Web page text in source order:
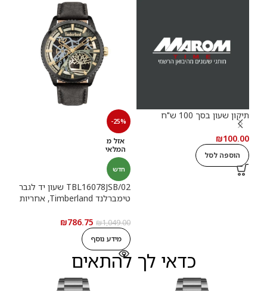
תיקון שעון בסך 100 ש"ח
₪100.00
הוספה לסל
-25%
אזל מ
המלאי
חדש
TBL16078JSB/02 שעון יד לגבר
טימברלנד Timberland, אחריות
₪1,049.00
₪786.75
מידע נוסף
כדאי לך להתאים